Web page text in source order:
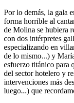
Por lo demás, la gala
forma horrible al
de Molina se hubiera
con dos intérpretes
especializando en
de lo mismo...) y
esfuerzo titánico para
del sector hotelero y
intervenciones más
luego...) que